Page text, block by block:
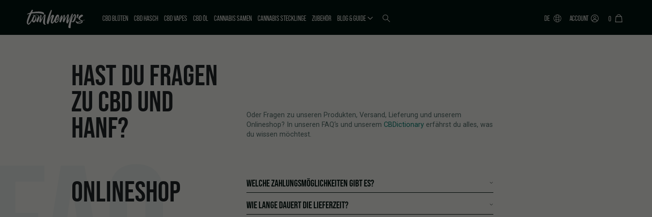
CBD BLÜTEN
CBD HASCH CBD VAPES CBD ÖL CANNABIS SAMEN CANNABIS STECKLINGE ZUBEHÖR BLOG & GUIDE DE ACCOUNT 0
HAST DU FRAGEN
ZU CBD UND
HANF?
Oder Fragen zu unseren Produkten, Versand, Lieferung und unserem
Onlineshop? In unseren FAQ‘s und unserem CBDictionaryerfährst du alles, was
du wissen möchtest.
ONLINESHOP WELCHE ZAHLUNGSMÖGLICHKEITEN GIBT ES?
Wir bieten aktuell folgende Zahlungsmöglichkeiten an:
WIE LANGE DAUERT DIE LIEFERZEIT?